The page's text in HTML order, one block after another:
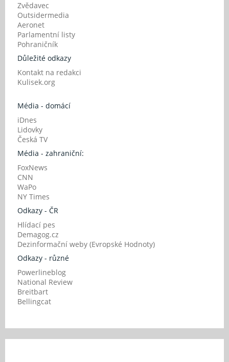
Zvědavec
Outsidermedia
Aeronet
Parlamentní listy
Pohraničník
Důležité odkazy
Kontakt na redakci
Kulisek.org
Média - domácí
iDnes
Lidovky
Česká TV
Média - zahraniční:
FoxNews
CNN
WaPo
NY Times
Odkazy - ČR
Hlídací pes
Demagog.cz
Dezinformační weby (Evropské Hodnoty)
Odkazy - různé
Powerlineblog
National Review
Breitbart
Bellingcat